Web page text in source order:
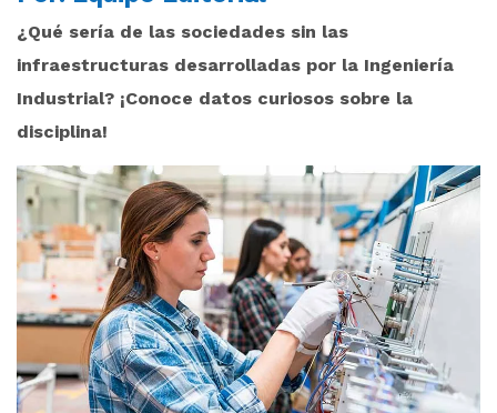
¿Qué sería de las sociedades sin las
infraestructuras desarrolladas por la Ingeniería
Industrial? ¡Conoce datos curiosos sobre la
disciplina!